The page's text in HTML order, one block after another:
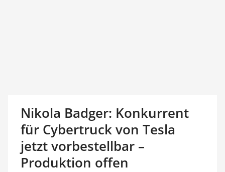
Nikola Badger: Konkurrent
für Cybertruck von Tesla
jetzt vorbestellbar –
Produktion offen